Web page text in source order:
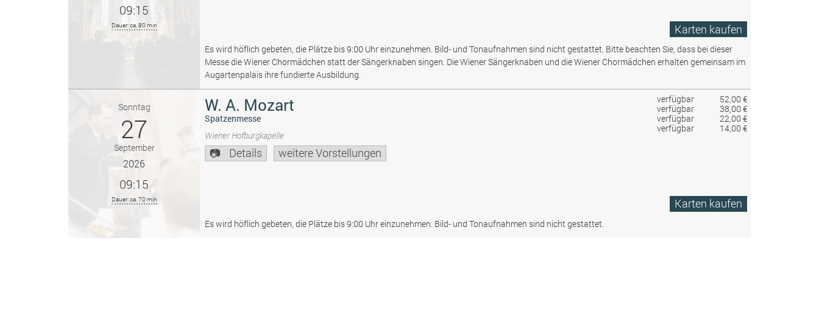
09:15
Dauer: ca. 80 min Karten kaufen
Es wird höflich gebeten, die Plätze bis 9:00 Uhr einzunehmen. Bild- und Tonaufnahmen sind nicht gestattet. Bitte beachten Sie, dass bei dieser
Messe die Wiener Chormädchen statt der Sängerknaben singen. Die Wiener Sängerknaben und die Wiener Chormädchen erhalten gemeinsam im
Augartenpalais ihre fundierte Ausbildung.
verfügbar
52,00 €
verfügbar
38,00 €
verfügbar
22,00 €
verfügbar
14,00 €
Sonntag
27
September
2026
09:15
Dauer: ca. 70 min
W. A. Mozart
Spatzenmesse
Wiener Hofburgkapelle
Details weitere Vorstellungen
Karten kaufen
Es wird höflich gebeten, die Plätze bis 9:00 Uhr einzunehmen. Bild- und Tonaufnahmen sind nicht gestattet.